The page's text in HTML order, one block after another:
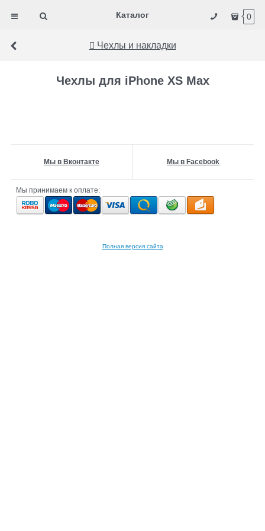
Каталог 0
 Чехлы и накладки
Чехлы для iPhone XS Max
Мы в Вконтакте Мы в Facebook
Мы принимаем к оплате:
Полная версия сайта